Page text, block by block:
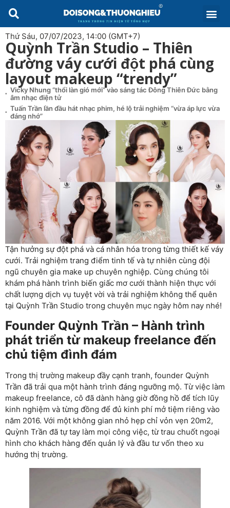
Thứ Sáu, 07/07/2023, 14:00 (GMT+7)
Quỳnh Trần Studio – Thiên
đường váy cưới đột phá cùng
layout makeup “trendy”
Vicky Nhung “thổi làn gió mới” vào sáng tác Đông Thiên Đức bằng
âm nhạc điện tử
Tuấn Trần lần đầu hát nhạc phim, hé lộ trải nghiệm “vừa áp lực vừa
đáng nhớ”
Tận hưởng sự đột phá và cá nhân hóa trong từng thiết kế váy
cưới. Trải nghiệm trang điểm tinh tế và tự nhiên cùng đội
ngũ chuyên gia make up chuyên nghiệp. Cùng chúng tôi
khám phá hành trình biến giấc mơ cưới thành hiện thực với
chất lượng dịch vụ tuyệt vời và trải nghiệm không thể quên
tại Quỳnh Trần Studio trong chuyên mục ngày hôm nay nhé!
Founder Quỳnh Trần – Hành trình
phát triển từ makeup freelance đến
chủ tiệm đình đám
Trong thị trường makeup đầy cạnh tranh, founder Quỳnh
Trần đã trải qua một hành trình đáng ngưỡng mộ. Từ việc làm
makeup freelance, cô đã dành hàng giờ đồng hồ để tích lũy
kinh nghiệm và từng đồng để đủ kinh phí mở tiệm riêng vào
năm 2016. Với một không gian nhỏ hẹp chỉ vỏn vẹn 20m2,
Quỳnh Trần đã tự tay làm mọi công việc, từ trau chuốt ngoại
hình cho khách hàng đến quản lý và đầu tư vốn theo xu
hướng thị trường.